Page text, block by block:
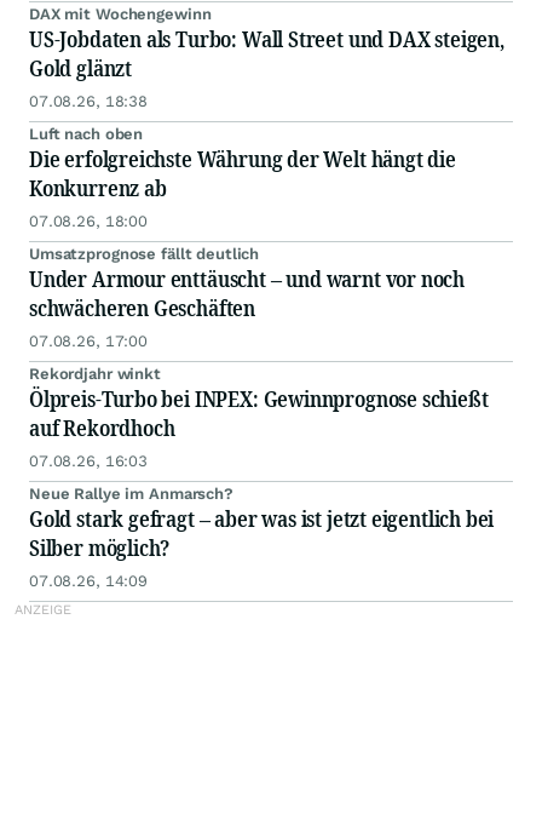
DAX mit Wochengewinn
US-Jobdaten als Turbo: Wall Street und DAX steigen,
Gold glänzt
07.08.26, 18:38
Luft nach oben
Die erfolgreichste Währung der Welt hängt die
Konkurrenz ab
07.08.26, 18:00
Umsatzprognose fällt deutlich
Under Armour enttäuscht – und warnt vor noch
schwächeren Geschäften
07.08.26, 17:00
Rekordjahr winkt
Ölpreis-Turbo bei INPEX: Gewinnprognose schießt
auf Rekordhoch
07.08.26, 16:03
Neue Rallye im Anmarsch?
Gold stark gefragt – aber was ist jetzt eigentlich bei
Silber möglich?
07.08.26, 14:09